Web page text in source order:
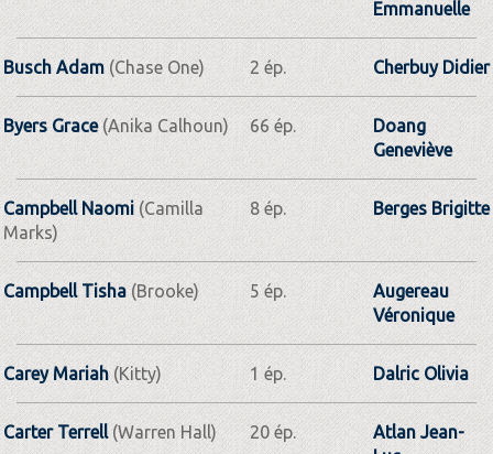
Emmanuelle
Busch Adam(Chase One) 2 ép. Cherbuy Didier
Byers Grace(Anika Calhoun) 66 ép.
Doang
Geneviève
Campbell Naomi (Camilla
Marks)
8 ép. Berges Brigitte
Campbell Tisha(Brooke) 5 ép.
Augereau
Véronique
Carey Mariah(Kitty) 1 ép. Dalric Olivia
Carter Terrell (Warren Hall) 20 ép.
Atlan Jean-